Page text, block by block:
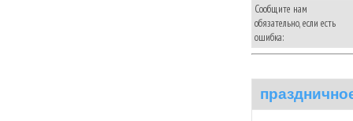
Сообщите нам
обязательно, если есть
ошибка: